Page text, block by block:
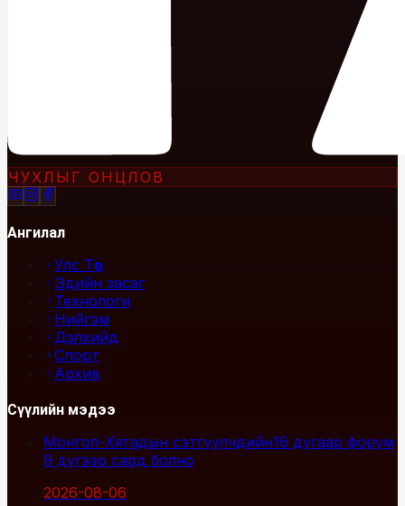
ЧУХЛЫГ ОНЦЛОВ
Ангилал
Улс Төр
Эдийн засаг
Технологи
Нийгэм
Дэлхийд
Спорт
Архив
Сүүлийн мэдээ
Монгол-Хятадын сэтгүүлчдийн16 дугаар форум
9 дүгээр сард болно
2026-08-06